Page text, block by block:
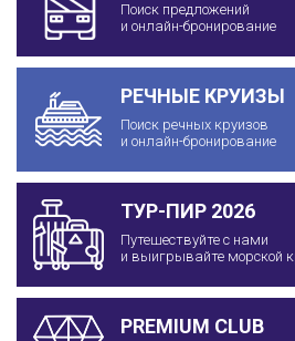
Поиск предложений
и онлайн-бронирование
РЕЧНЫЕ КРУИЗЫ
Поиск речных круизов
и онлайн-бронирование
ТУР-ПИР 2026
Путешествуйте с нами
и выигрывайте морской
PREMIUM CLUB